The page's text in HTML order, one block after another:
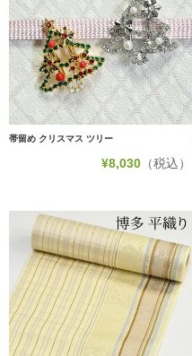
帯留め クリスマス ツリー
¥8,030 （税込）